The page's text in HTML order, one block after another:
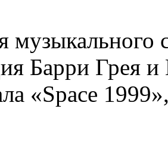
музыкального
Барри Грея и
«Space